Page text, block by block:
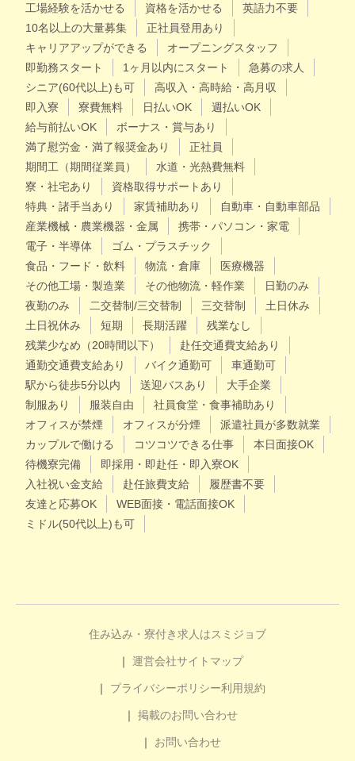
工場経験を活かせる
資格を活かせる
英語力不要
10名以上の大量募集
正社員登用あり
キャリアアップができる
オープニングスタッフ
即勤務スタート
1ヶ月以内にスタート
急募の求人
シニア(60代以上)も可
高収入・高時給・高月収
即入寮
寮費無料 日払いOK
週払いOK
給与前払いOK
ボーナス・賞与あり
満了慰労金・満了報奨金あり
正社員
期間工（期間従業員）
水道・光熱費無料
寮・社宅あり
資格取得サポートあり
特典・諸手当あり
家賃補助あり
自動車・自動車部品
産業機械・農業機器・金属
携帯・パソコン・家電
電子・半導体
ゴム・プラスチック
食品・フード・飲料
物流・倉庫
医療機器
その他工場・製造業
その他物流・軽作業
日勤のみ
夜勤のみ
二交替制/三交替制 三交替制
土日休み
土日祝休み
短期 長期活躍
残業なし
残業少なめ（20時間以下）
赴任交通費支給あり
通勤交通費支給あり
バイク通勤可
車通勤可
駅から徒歩5分以内
送迎バスあり
大手企業
制服あり
服装自由
社員食堂・食事補助あり
オフィスが禁煙
オフィスが分煙
派遣社員が多数就業
カップルで働ける
コツコツできる仕事
本日面接OK
待機寮完備
即採用・即赴任・即入寮OK
入社祝い金支給
赴任旅費支給
履歴書不要
友達と応募OK
WEB面接・電話面接OK
ミドル(50代以上)も可
住み込み・寮付き求人はスミジョブ
運営会社サイトマップ
プライバシーポリシー利用規約
掲載のお問い合わせ
お問い合わせ